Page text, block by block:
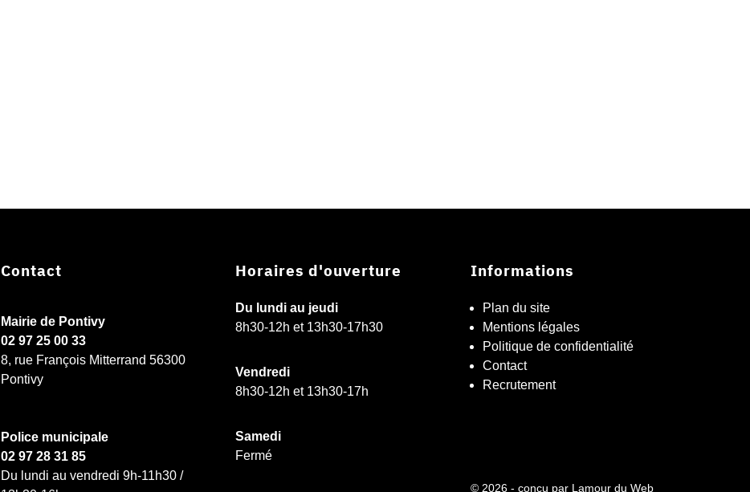
Contact
Mairie de Pontivy
02 97 25 00 33
8, rue François Mitterrand 56300
Pontivy
Police municipale
02 97 28 31 85
Du lundi au vendredi 9h-11h30 /
Horaires d'ouverture
Du lundi au jeudi
8h30-12h et 13h30-17h30
Vendredi
8h30-12h et 13h30-17h
Samedi
Fermé
Informations
Plan du site
Mentions légales
Politique de confidentialité
Contact
Recrutement
© 2026 - conçu par Lamour du Web